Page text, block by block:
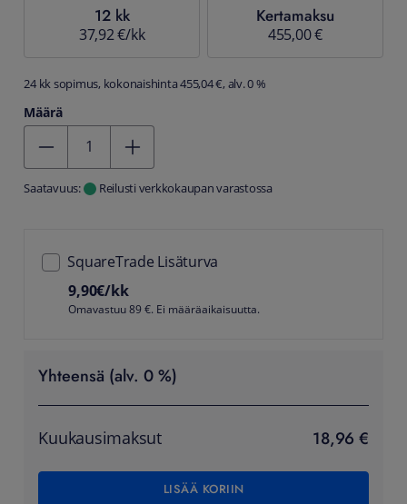
12 kk
37,92 €/kk
Kertamaksu
455,00 €
24 kk sopimus, kokonaishinta 455,04 €, alv. 0 %
Määrä
Saatavuus: Reilusti verkkokaupan varastossa
SquareTrade Lisäturva
9,90€/kk
Omavastuu 89 €. Ei määräaikaisuutta.
Yhteensä (alv. 0 %)
Kuukausimaksut 18,96 €
LISÄÄ KORIIN